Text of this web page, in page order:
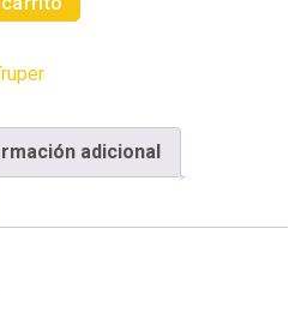
adicional